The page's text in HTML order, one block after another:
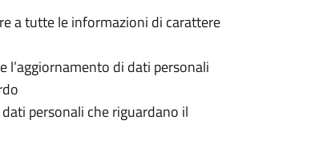
a tutte le informazioni di carattere
l’aggiornamento di dati personali
personali che riguardano il